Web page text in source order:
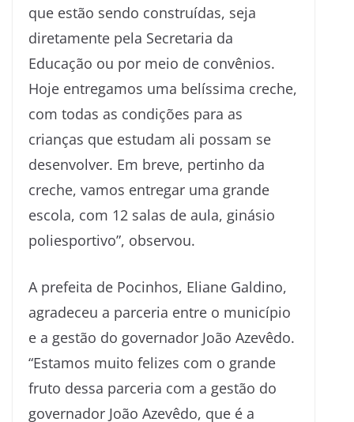
que estão sendo construídas, seja
diretamente pela Secretaria da
Educação ou por meio de convênios.
Hoje entregamos uma belíssima creche,
com todas as condições para as
crianças que estudam ali possam se
desenvolver. Em breve, pertinho da
creche, vamos entregar uma grande
escola, com 12 salas de aula, ginásio
poliesportivo”, observou.
A prefeita de Pocinhos, Eliane Galdino,
agradeceu a parceria entre o município
e a gestão do governador João Azevêdo.
“Estamos muito felizes com o grande
fruto dessa parceria com a gestão do
governador João Azevêdo, que é a